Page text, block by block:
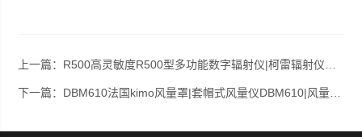
上一篇： R500高灵敏度R500型多功能数字辐射仪|柯雷辐射仪R 500
下一篇： DBM610法国kimo风量罩|套帽式风量仪DBM610|风量罩DBM 610